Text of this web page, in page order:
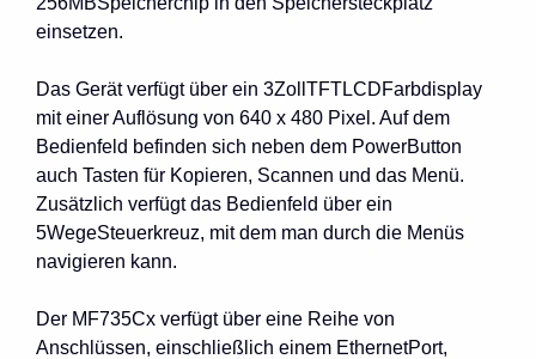
einsetzen.
Das Gerät verfügt über ein 3ZollTFTLCDFarbdisplay
mit einer Auflösung von 640 x 480 Pixel. Auf dem
Bedienfeld befinden sich neben dem PowerButton
auch Tasten für Kopieren, Scannen und das Menü.
Zusätzlich verfügt das Bedienfeld über ein
5WegeSteuerkreuz, mit dem man durch die Menüs
navigieren kann.
Der MF735Cx verfügt über eine Reihe von
Anschlüssen, einschließlich einem EthernetPort,